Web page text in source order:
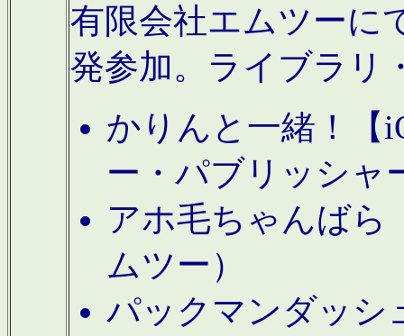
有限会社エムツーに
発参加。ライブラリ
かりんと一緒！【
ー・パブリッシャ
アホ毛ちゃんばら
ムツー）
パックマンダッシ